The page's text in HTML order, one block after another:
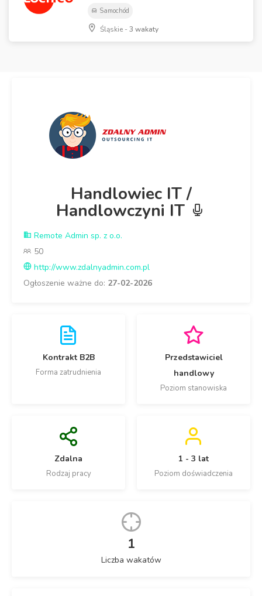
Samochód
Śląskie -3 wakaty
Handlowiec IT /
Handlowczyni IT
Remote Admin sp. z o.o.
50
http://www.zdalnyadmin.com.pl
Ogłoszenie ważne do: 27-02-2026
Kontrakt B2B
Forma zatrudnienia
Przedstawiciel
handlowy
Poziom stanowiska
Zdalna
Rodzaj pracy
1 - 3 lat
Poziom doświadczenia
1
Liczba wakatów